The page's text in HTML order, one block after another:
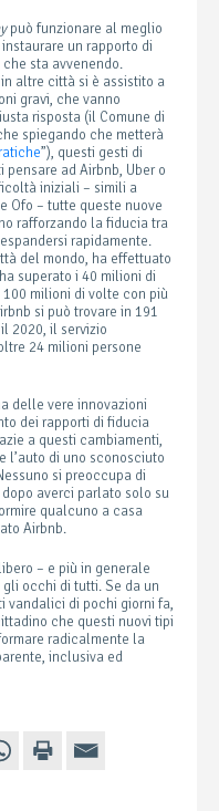
può funzionare al meglio
un rapporto di
sta avvenendo.
altre città si è assistito a
gravi, che vanno
risposta (il Comune di
spiegando che metterà
”), questi gesti di
ad Airbnb, Uber o
iniziali – simili a
Ofo – tutte queste nuove
rafforzando la fiducia tra
rapidamente.
del mondo, ha effettuato
superato i 40 milioni di
milioni di volte con più
si può trovare in 191
2020, il servizio
24 milioni persone
delle vere innovazioni
dei rapporti di fiducia
a questi cambiamenti,
l’auto di uno sconosciuto
si preoccupa di
averci parlato solo su
qualcuno a casa
Airbnb.
– e più in generale
occhi di tutti. Se da un
vandalici di pochi giorni fa,
che questi nuovi tipi
radicalmente la
inclusiva ed